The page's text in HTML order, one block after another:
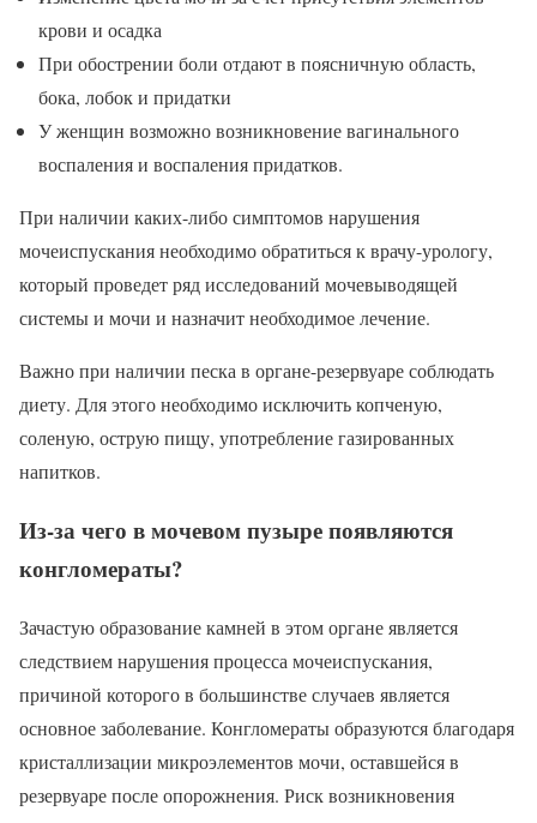
крови и осадка
При обострении боли отдают в поясничную область,
бока, лобок и придатки
У женщин возможно возникновение вагинального
воспаления и воспаления придатков.
При наличии каких-либо симптомов нарушения
мочеиспускания необходимо обратиться к врачу-урологу,
который проведет ряд исследований мочевыводящей
системы и мочи и назначит необходимое лечение.
Важно при наличии песка в органе-резервуаре соблюдать
диету. Для этого необходимо исключить копченую,
соленую, острую пищу, употребление газированных
напитков.
Из-за чего в мочевом пузыре появляются
конгломераты?
Зачастую образование камней в этом органе является
следствием нарушения процесса мочеиспускания,
причиной которого в большинстве случаев является
основное заболевание. Конгломераты образуются благодаря
кристаллизации микроэлементов мочи, оставшейся в
резервуаре после опорожнения. Риск возникновения